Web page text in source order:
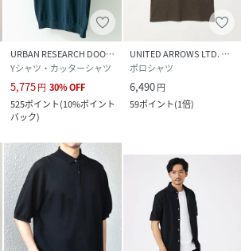
URBAN RESEARCH DOORS
Yシャツ・カッターシャツ
5,775円 30%OFF
525ポイント(10%ポイント
バック)
UNITED ARROWS LTD. OUTLET
ポロシャツ
6,490円
59ポイント(1倍)